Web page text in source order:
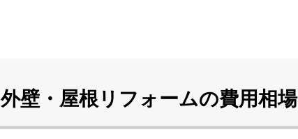
外壁・屋根リフォームの費用相場